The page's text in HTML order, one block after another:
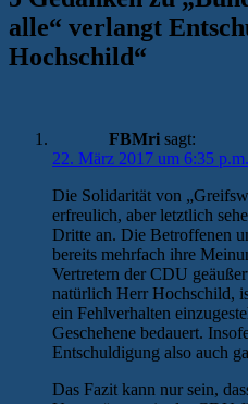
alle“ verlangt
Hochschild“
FBMri sagt:
22. März 2017 um 6:35
Die Solidarität von
erfreulich, aber letztlich
Dritte an. Die Betroffenen
bereits mehrfach ihre
Vertretern der CDU
natürlich Herr Hochschild,
ein Fehlverhalten
Geschehene bedauert.
Entschuldigung also auch
Das Fazit kann nur sein,